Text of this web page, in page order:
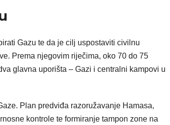
Gazu te da je cilj uspostaviti civilnu
Prema njegovim riječima, oko 70 do 75
glavna uporišta – Gazi i centralni kampovi u
Plan predviđa razoružavanje Hamasa,
kontrole te formiranje tampon zone na